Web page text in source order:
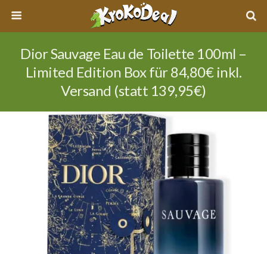
Dior Sauvage Eau de Toilette 100ml –
Limited Edition Box für 84,80€ inkl.
Versand (statt 139,95€)